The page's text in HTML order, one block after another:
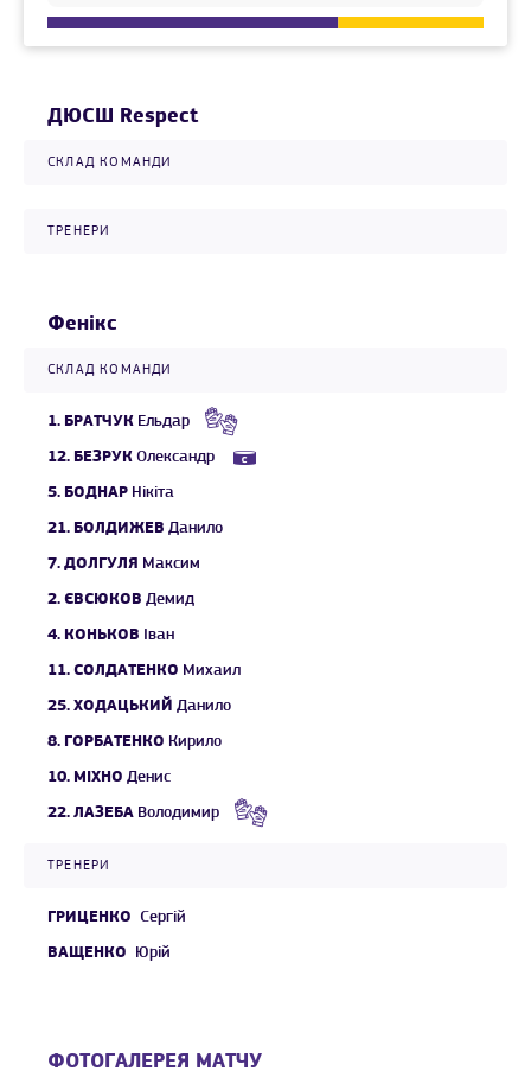
ДЮСШ Respect
СКЛАД КОМАНДИ
ТРЕНЕРИ
Фенікс
СКЛАД КОМАНДИ
1. БРАТЧУК Ельдар
12. БЕЗРУК Олександр
5. БОДНАР Нікіта
21. БОЛДИЖЕВ Данило
7. ДОЛГУЛЯ Максим
2. ЄВСЮКОВ Демид
4. КОНЬКОВ Іван
11. СОЛДАТЕНКО Михаил
25. ХОДАЦЬКИЙ Данило
8. ГОРБАТЕНКО Кирило
10. МІХНО Денис
22. ЛАЗЕБА Володимир
ТРЕНЕРИ
ГРИЦЕНКО Сергій
ВАЩЕНКО Юрій
ФОТОГАЛЕРЕЯ МАТЧУ